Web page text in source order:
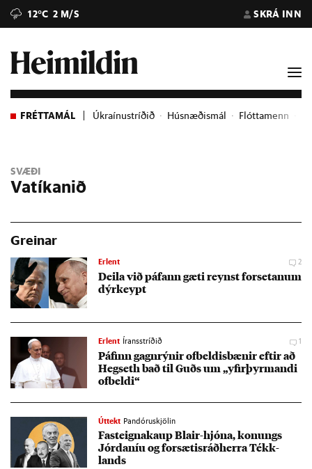
12°C 2 M/S SKRÁ INN
FRÉTTAMÁL Úkraínustríðið Húsnæðismál Flóttamenn
SVÆÐI
Vatíkanið
Greinar
Erlent 2
Deila við páfann gæti reynst for­set­an­um
dýr­keypt
Erlent Íransstríðið 1
Páfinn gagn­rýn­ir of­beld­is­bæn­ir eft­ir að
Heg­seth bað til Guðs um „yf­ir­þyrm­andi
of­beldi“
Úttekt Pandóruskjölin
Fast­eigna­kaup Bla­ir-hjóna, kon­ungs
Jórdan­íu og for­sæt­is­ráð­herra Tékk­
lands